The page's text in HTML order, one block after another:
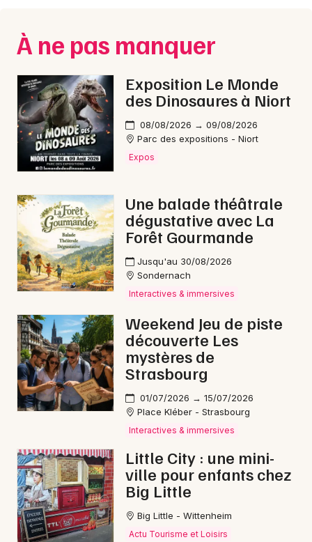
Je m'abonne
À ne pas manquer
Exposition Le Monde
des Dinosaures à Niort
08/08/2026 → 09/08/2026
Parc des expositions - Niort
Expos
Une balade théâtrale
dégustative avec La
Forêt Gourmande
Jusqu'au 30/08/2026
Sondernach
Interactives & immersives
Weekend Jeu de piste
découverte Les
mystères de
Strasbourg
01/07/2026 → 15/07/2026
Place Kléber - Strasbourg
Interactives & immersives
Little City : une mini-
ville pour enfants chez
Big Little
Big Little - Wittenheim
Actu Tourisme et Loisirs